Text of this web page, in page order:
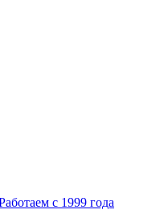
с 1999 года